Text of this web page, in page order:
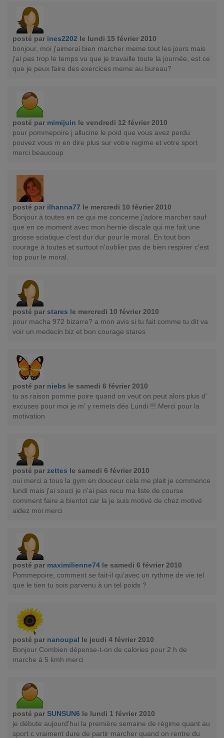
posté par ines2202 le lundi 15 février 2010
bonjour, moi j'aimerai bien marcher meme tout les jours mais
j'ai pas trop le temps vu que je travaille toute la journée, est ce
que je peux faire des exercices meme au bureau?
posté par mimijuin le vendredi 12 février 2010
pour pommepoire j allucine le poid que vous avez perdu
pouvez vous m en dire plus sur votre regime et votre sport
merci beaucoup
posté par ilhanna77 le mercredi 10 février 2010
Bonjour à toutes en ce qui me concerne j'adore marcher sauf
que en ce moment avec mon hernie discale qui me fait une
grosse sciatique c'est dur dur pour le moral. En tout bon
courage à toutes et surtout n'oublier pas de bien respirer c'est
top pour le moral.
posté par stares le mercredi 10 février 2010
pour macha 972 bizarre? a mon avis si tu fait comme tu dit va
voir un medecin biz et bon courage stares
posté par niebs le samedi 6 février 2010
tu as raison pomme poire quand on veut on peut alors plus d'
excuses pour moi je m' y remets dés Lundi !!! Merci pour la
motivation
posté par zettes le samedi 6 février 2010
oui merci a tous la gym en douceur cela me plait je commence
lundi mais j'ai souci je n'ai pas recu ma liste de course
comment faire a bientot car la je suis motivé de chez motivé
aidez moi merci
posté par maximilienne74 le samedi 6 février 2010
Pommepoire, comment se fait-il qu'avec un rythme de vie tel
que le tien tu sois parvenu à un tel poids ?
posté par nanoupal le jeudi 4 février 2010
Bonjour Combien dépense-t-on de calories pour 2 h de
marche à 5 kmh merci
posté par SUNSUN6 le lundi 1 février 2010
je débute aujourd'hui la première semaine de régime quant au
sport c vraiment dure de partir marcher quand on rentre du